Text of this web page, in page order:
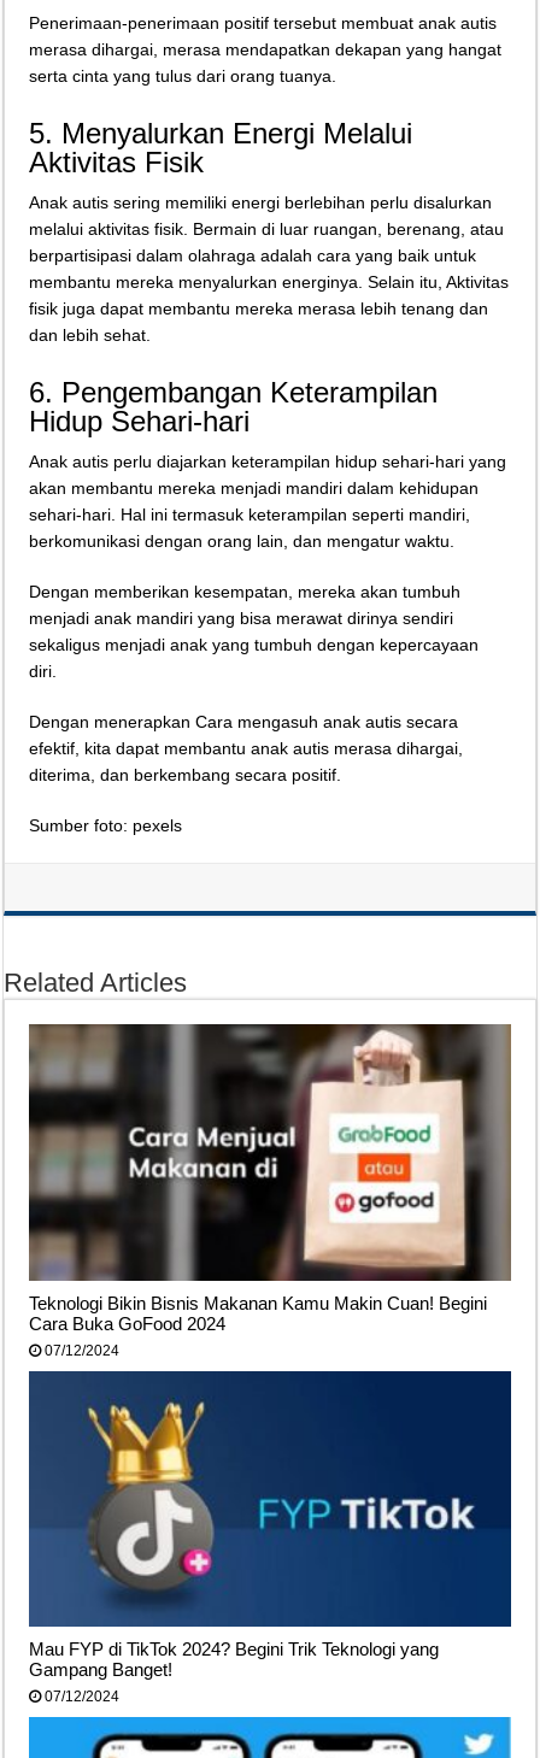
Penerimaan-penerimaan positif tersebut membuat anak autis
merasa dihargai, merasa mendapatkan dekapan yang hangat
serta cinta yang tulus dari orang tuanya.
5. Menyalurkan Energi Melalui
Aktivitas Fisik
Anak autis sering memiliki energi berlebihan perlu disalurkan
melalui aktivitas fisik. Bermain di luar ruangan, berenang, atau
berpartisipasi dalam olahraga adalah cara yang baik untuk
membantu mereka menyalurkan energinya. Selain itu, Aktivitas
fisik juga dapat membantu mereka merasa lebih tenang dan
dan lebih sehat.
6. Pengembangan Keterampilan
Hidup Sehari-hari
Anak autis perlu diajarkan keterampilan hidup sehari-hari yang
akan membantu mereka menjadi mandiri dalam kehidupan
sehari-hari. Hal ini termasuk keterampilan seperti mandiri,
berkomunikasi dengan orang lain, dan mengatur waktu.
Dengan memberikan kesempatan, mereka akan tumbuh
menjadi anak mandiri yang bisa merawat dirinya sendiri
sekaligus menjadi anak yang tumbuh dengan kepercayaan
diri.
Dengan menerapkan Cara mengasuh anak autis secara
efektif, kita dapat membantu anak autis merasa dihargai,
diterima, dan berkembang secara positif.
Sumber foto: pexels
Related Articles
Teknologi Bikin Bisnis Makanan Kamu Makin Cuan! Begini
Cara Buka GoFood 2024
07/12/2024
Mau FYP di TikTok 2024? Begini Trik Teknologi yang
Gampang Banget!
07/12/2024